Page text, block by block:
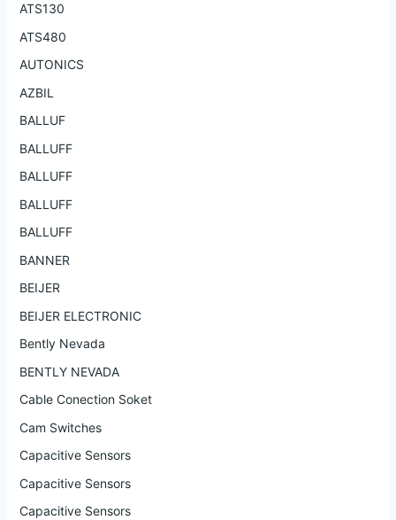
ATS130
ATS480
AUTONICS
AZBIL
BALLUF
BALLUFF
BALLUFF
BALLUFF
BALLUFF
BANNER
BEIJER
BEIJER ELECTRONIC
Bently Nevada
BENTLY NEVADA
Cable Conection Soket
Cam Switches
Capacitive Sensors
Capacitive Sensors
Capacitive Sensors